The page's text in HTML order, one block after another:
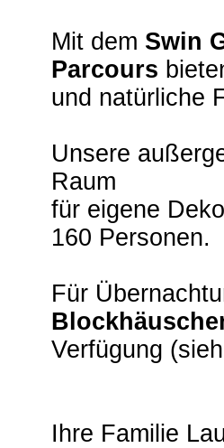
Mit dem Swin
Parcours
und natürliche
Unsere
Raum
für eigene
160 Personen.
Für
Verfügung
Ihre Familie